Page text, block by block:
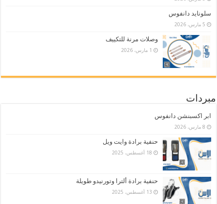
سلونايد دانفوس
5 مارس، 2026
وصلات مرنة للتكييف
1 مارس، 2026
مبردات
ابر اكسبنشن دانفوس
8 مارس، 2026
حنفية برادة وايت ويل
18 أغسطس، 2025
حنفية برادة ألترا وتورنيدو طويلة
13 أغسطس، 2025